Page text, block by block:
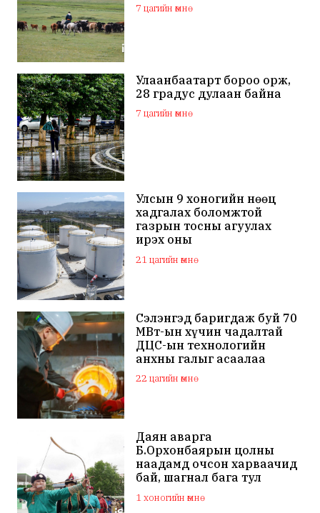
7 цагийн өмнө
Улаанбаатарт бороо орж,
28 градус дулаан байна
7 цагийн өмнө
Улсын 9 хоногийн нөөц
хадгалах боломжтой
газрын тосны агуулах
ирэх оны
арванхоёрдугаар сар
ашиглалтад орно
21 цагийн өмнө
Сэлэнгэд баригдаж буй 70
МВт-ын хүчин чадалтай
ДЦС-ын технологийн
анхны галыг асаалаа
22 цагийн өмнө
Даян аварга
Б.Орхонбаярын цолны
наадамд очсон харваачид
бай, шагнал бага тул
наадамд оролцохгүй
гэдгээ мэдэгдлээ
1 хоногийн өмнө